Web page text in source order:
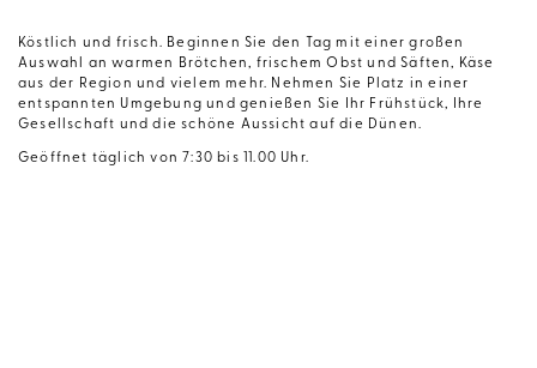
Köstlich und frisch. Beginnen Sie den Tag mit einer großen
Auswahl an warmen Brötchen, frischem Obst und Säften, Käse
aus der Region und vielem mehr. Nehmen Sie Platz in einer
entspannten Umgebung und genießen Sie Ihr Frühstück, Ihre
Gesellschaft und die schöne Aussicht auf die Dünen.
Geöffnet täglich von 7:30 bis 11.00 Uhr.